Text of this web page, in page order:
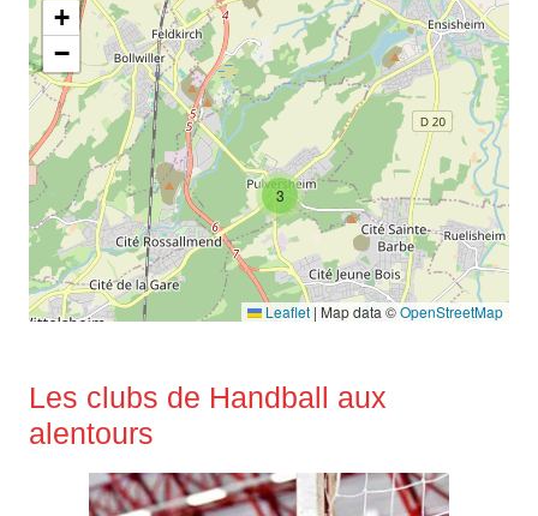
3
+
−
Leaflet | Map data ©OpenStreetMap
Les clubs de Handball aux
alentours